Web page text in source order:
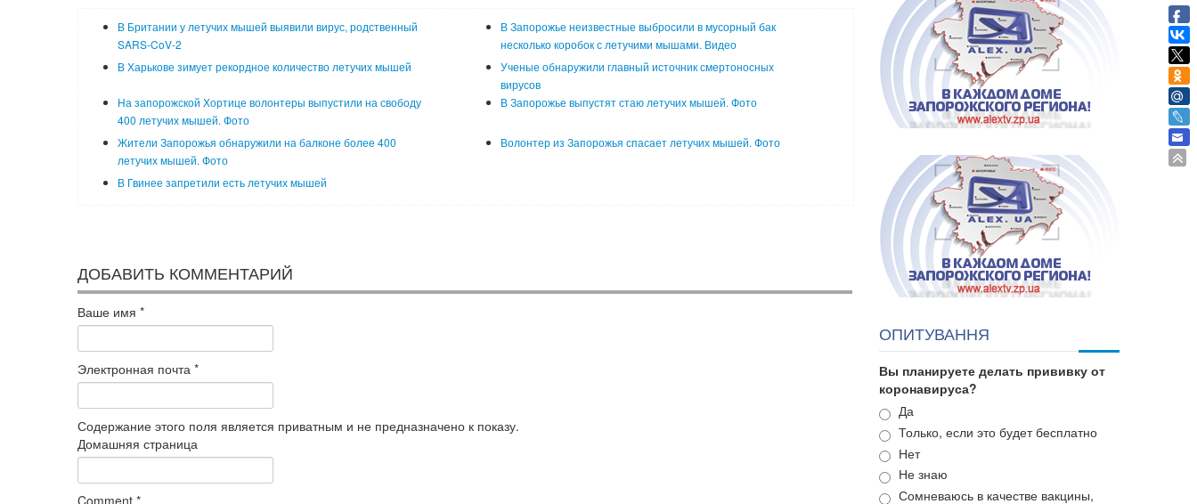
В Британии у летучих мышей выявили вирус, родственный
SARS-CoV-2
В Запорожье неизвестные выбросили в мусорный бак
несколько коробок с летучими мышами. Видео
В Харькове зимует рекордное количество летучих мышей
Ученые обнаружили главный источник смертоносных
вирусов
На запорожской Хортице волонтеры выпустили на свободу
400 летучих мышей. Фото
В Запорожье выпустят стаю летучих мышей. Фото
Жители Запорожья обнаружили на балконе более 400
летучих мышей. Фото
Волонтер из Запорожья спасает летучих мышей. Фото
В Гвинее запретили есть летучих мышей
ДОБАВИТЬ КОММЕНТАРИЙ
Ваше имя *
Электронная почта *
Содержание этого поля является приватным и не предназначено к показу.
Домашняя страница
Comment *
ОПИТУВАННЯ
Вы планируете делать прививку от
коронавируса?
Варианты
Да
Только, если это будет бесплатно
Нет
Не знаю
Сомневаюсь в качестве вакцины,